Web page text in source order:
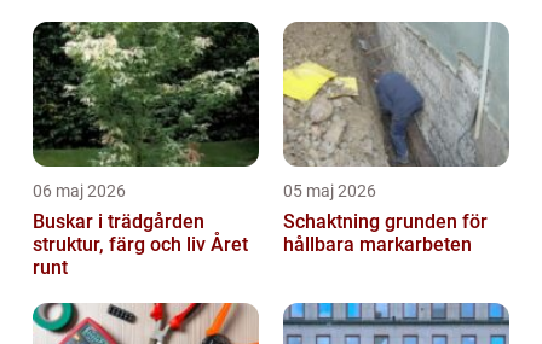
06 maj 2026
Buskar i trädgården
struktur, färg och liv Året
runt
05 maj 2026
Schaktning grunden för
hållbara markarbeten